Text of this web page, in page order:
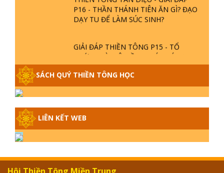
P16 - THẦN THÁNH TIÊN ĂN GÌ? ĐẠO
DẠY TU ĐỂ LÀM SÚC SINH?
GIẢI ĐÁP THIỀN TÔNG P15 - TỔ
CHỨC LOÀI CÔ HỒN - GIÁO LÝ ĐẠO
PHẬT KHI NÀO XUẤT BẢN
ĐÂU
ĐƯỢC KHÔNG? XÁ LỢI PHẬT THẬT -
GIẢ | TTTD
SÁCH QUÝ THIỀN TÔNG HỌC
LIÊN KẾT WEB